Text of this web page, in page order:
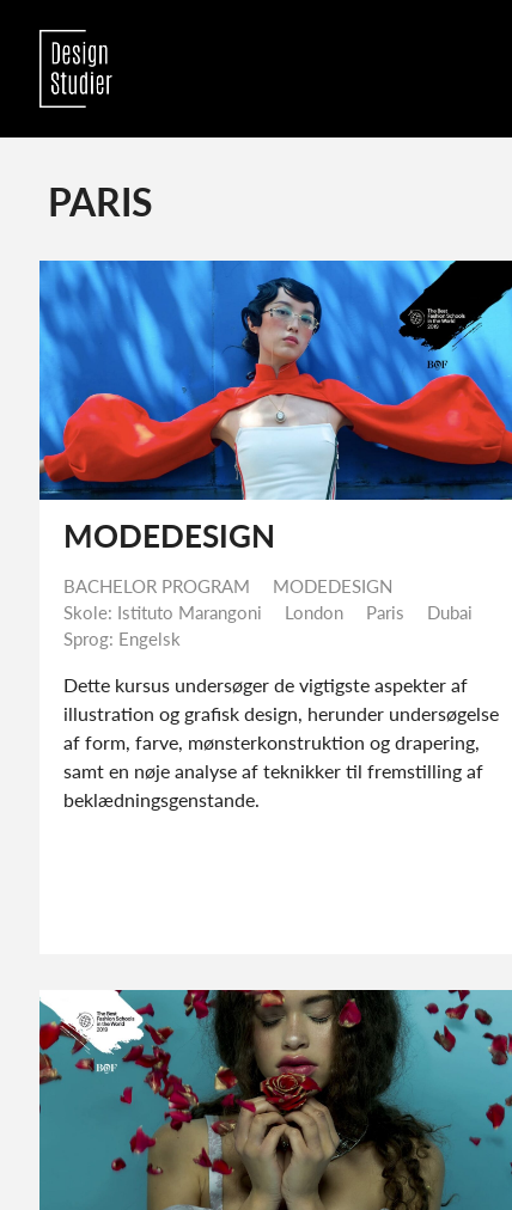
PARIS
MODEDESIGN
BACHELOR PROGRAM
MODEDESIGN
Skole: Istituto Marangoni
London Paris
Dubai
Sprog: Engelsk
Dette kursus undersøger de vigtigste aspekter af
illustration og grafisk design, herunder
undersøgelse af form, farve, mønsterkonstruktion
og drapering, samt en nøje analyse af teknikker til
fremstilling af beklædningsgenstande.